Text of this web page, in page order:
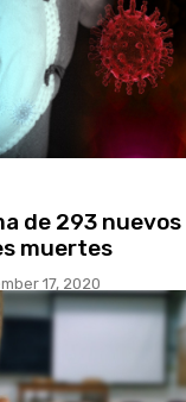
de 293 nuevos
muertes
17, 2020